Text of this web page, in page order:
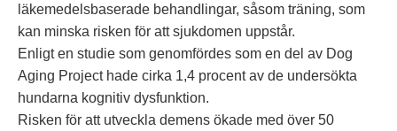
läkemedelsbaserade behandlingar, såsom träning, som
kan minska risken för att sjukdomen uppstår.
Enligt en studie som genomfördes som en del av Dog
Aging Project hade cirka 1,4 procent av de undersökta
hundarna kognitiv dysfunktion.
Risken för att utveckla demens ökade med över 50